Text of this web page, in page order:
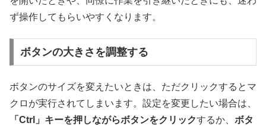
ず操作してもらいやすくなります。
ボタンの大きさを調整する
ボタンのサイズを変えたいときは、ただクリックするとマ
クロが実行されてしまいます。設定を変更したい場合は、
「Ctrl」キーを押しながらボタンをクリックするか、 ボタ